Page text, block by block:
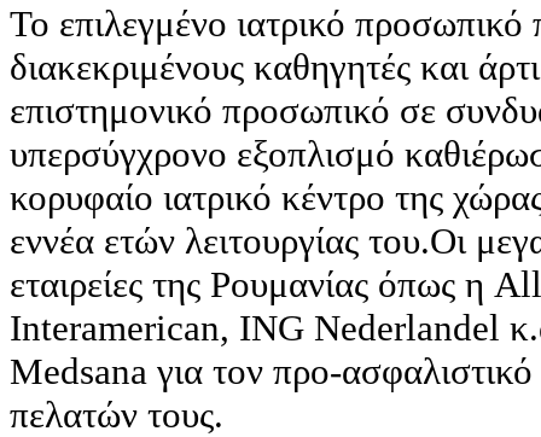
Το επιλεγμένο ιατρικό προσωπικό
διακεκριμένους καθηγητές και
επιστημονικό προσωπικό σε
υπερσύγχρονο εξοπλισμό
κορυφαίο ιατρικό κέντρο της
εννέα ετών λειτουργίας του.Οι
εταιρείες της Ρουμανίας όπως η
Interamerican, ING Nederlandel
Medsana για τον προ-
πελατών τους.